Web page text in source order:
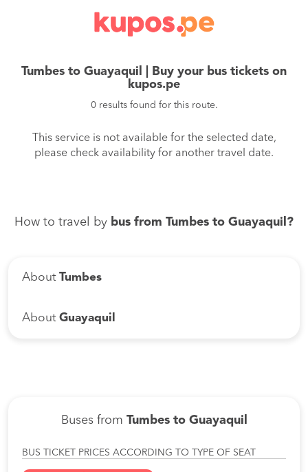
Tumbes to Guayaquil | Buy your bus tickets on
kupos.pe
0 results found for this route.
This service is not available for the selected date,
please check availability for another travel date.
How to travel by bus from Tumbes to Guayaquil?
About Tumbes
About Guayaquil
Buses from Tumbes to Guayaquil
BUS TICKET PRICES ACCORDING TO TYPE OF SEAT